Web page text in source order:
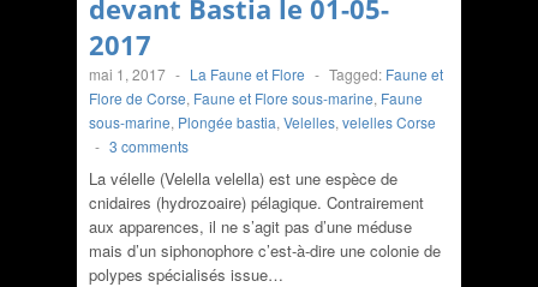
devant Bastia le 01-05-
2017
mai 1, 2017 - La Faune et Flore - Tagged: Faune et
Flore de Corse, Faune et Flore sous-marine, Faune
sous-marine, Plongée bastia, Velelles, velelles Corse
- 3 comments
La vélelle (Velella velella) est une espèce de
cnidaires (hydrozoaire) pélagique. Contrairement
aux apparences, il ne s’agit pas d’une méduse
mais d’un siphonophore c’est-à-dire une colonie de
polypes spécialisés issue…